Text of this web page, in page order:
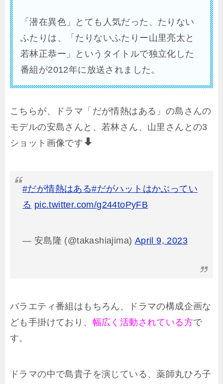
「潜在異色」とても人気だった、たりない
ふたりは、「たりないふたりー山里亮太と
若林正恭ー」というタイトルで独立化した
番組が2012年に放送されました。
こちらが、ドラマ「だが情熱はある」の島さんの
モデルの安島さんと、若林さん、山里さんとの3
ショット画像です
#だが情熱はある#だがハットはかぶってい
る pic.twitter.com/g244toPyFB
— 安島隆 (@takashiajima) April 9, 2023
バラエティ番組はもちろん、ドラマの構成企画な
ども手掛けており、 幅広く活動されている方で
す。
ドラマの中で島貴子を演じている、薬師丸ひろ子